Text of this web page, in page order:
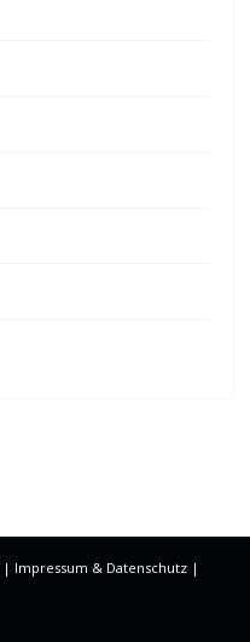
| Impressum & Datenschutz |